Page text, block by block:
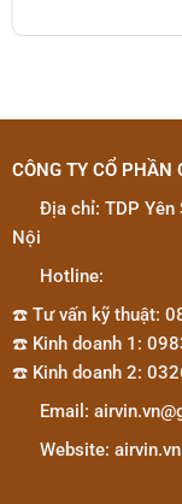
CÔNG TY CỔ PHẦN
Địa chỉ: TDP Yên
Nội
Hotline:
☎️ Tư vấn kỹ thuật:
☎️ Kinh doanh 1:
☎️ Kinh doanh 2:
Email:
Website: airvin.vn